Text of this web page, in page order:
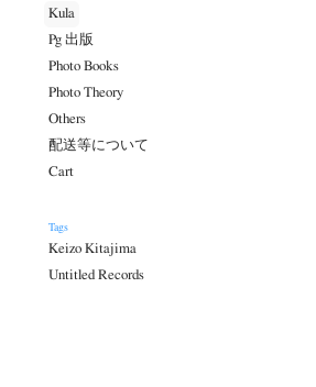
Kula
Pg 出版
Photo Books
Photo Theory
Others
配送等について
Cart
Tags
Keizo Kitajima
Untitled Records